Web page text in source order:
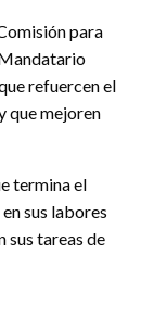
para
refuercen el
que mejoren
termina el
sus labores
sus tareas de